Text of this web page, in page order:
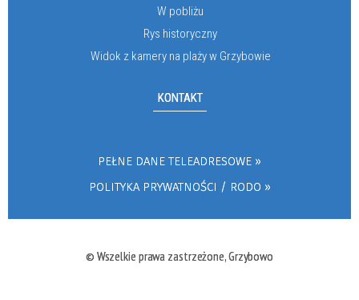
W pobliżu
Rys historyczny
Widok z kamery na plaży w Grzybowie
KONTAKT
PEŁNE DANE TELEADRESOWE
POLITYKA PRYWATNOŚCI / RODO
© Wszelkie prawa zastrzeżone, Grzybowo